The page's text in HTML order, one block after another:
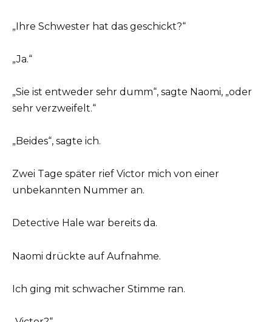
„Ihre Schwester hat das geschickt?“
„Ja.“
„Sie ist entweder sehr dumm“, sagte Naomi, „oder
sehr verzweifelt.“
„Beides“, sagte ich.
Zwei Tage später rief Victor mich von einer
unbekannten Nummer an.
Detective Hale war bereits da.
Naomi drückte auf Aufnahme.
Ich ging mit schwacher Stimme ran.